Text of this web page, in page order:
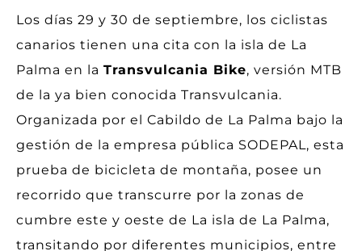
Los días 29 y 30 de septiembre, los ciclistas
canarios tienen una cita con la isla de La
Palma en la Transvulcania Bike, versión MTB
de la ya bien conocida Transvulcania.
Organizada por el Cabildo de La Palma bajo la
gestión de la empresa pública SODEPAL, esta
prueba de bicicleta de montaña, posee un
recorrido que transcurre por la zonas de
cumbre este y oeste de La isla de La Palma,
transitando por diferentes municipios, entre